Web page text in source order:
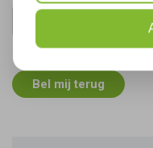
De gegevens die u hier
Bel mij terug